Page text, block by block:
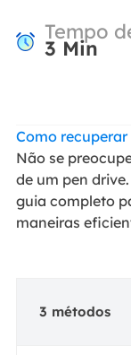
Tempo
3 Min
Como
Não se
de um pen
guia completo
maneiras
3 métodos